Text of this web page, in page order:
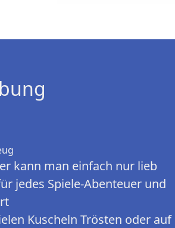
kann man einfach nur lieb
jedes Spiele-Abenteuer und
Kuscheln Trösten oder auf